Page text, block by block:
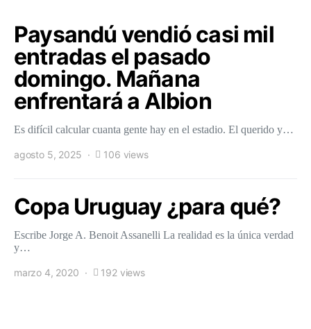
Paysandú vendió casi mil
entradas el pasado
domingo. Mañana
enfrentará a Albion
Es difícil calcular cuanta gente hay en el estadio. El querido y…
agosto 5, 2025 106 views
Copa Uruguay ¿para qué?
Escribe Jorge A. Benoit Assanelli La realidad es la única verdad
y…
marzo 4, 2020 192 views